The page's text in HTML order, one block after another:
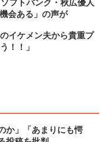
フトバンク・秋広優人
会ある」の声が
イケメン夫から貴重プ
！！」
か」「あまりにも愕